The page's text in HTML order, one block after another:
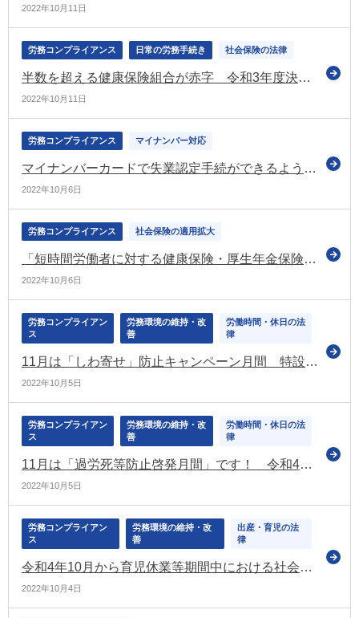
2022年10月11日
労務コンプライアンス 日常の労務手続き 社会保険の法律
半数を超える健康保険組合が赤字 令和3年度決算（健保連）
2022年10月11日
労務コンプライアンス マイナンバー対応
マイナンバーカードで失業認定手続ができるようになります（厚労省）
2022年10月6日
労務コンプライアンス 社会保険の適用拡大
「短時間労働者に対する健康保険・厚生年金保険の更なる適用拡大」に関するＱ＆Ａ集（その２）などを公表（厚労省）
2022年10月6日
労務コンプライアン
ス
労務環境の維持・改
善
労働時間・休日の法
律
11月は「しわ寄せ」防止キャンペーン月間 特設サイトも更新
2022年10月5日
労務コンプライアン
ス
労務環境の維持・改
善
労働時間・休日の法
律
11月は「過労死等防止啓発月間」です！ 令和4年の月間でも「過重労働解消キャンペーン」を実施
2022年10月5日
労務コンプライアン
ス
労務環境の維持・改
善
出産・育児の法
律
令和4年10月から育児休業等期間中における社会保険料の免除要件を改正 今一度ご確認を
2022年10月4日